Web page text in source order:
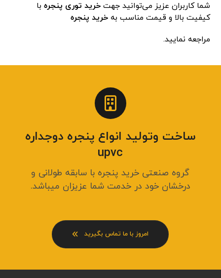
شما کاربران عزیز می‌توانید جهت خرید توری پنجره با
کیفیت بالا و قیمت مناسب بهخرید پنجره
مراجعه نمایید.
ساخت وتولید انواع پنجره دوجداره
upvc
گروه صنعتی خرید پنجره با سابقه طولانی و
درخشان خود در خدمت شما عزیزان میباشد.
امروز با ما تماس بگیرید